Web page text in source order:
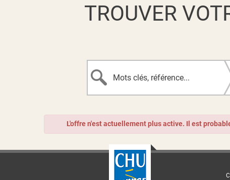
TROUVER
L'offre n'est actuellement plus active. Il est